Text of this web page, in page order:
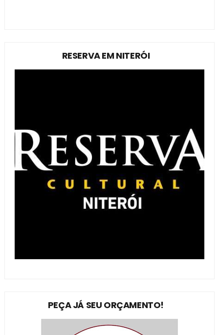
RESERVA EM NITERÓI
PEÇA JÁ SEU ORÇAMENTO!